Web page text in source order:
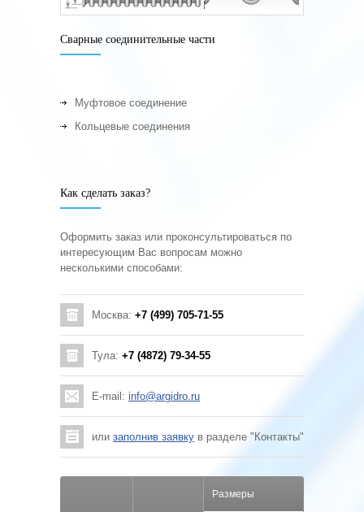
Сварные соединительные части
Муфтовое соединение
Кольцевые соединения
Как сделать заказ?
Оформить заказ или проконсультироваться по
интересующим Вас вопросам можно
несколькими способами:
Москва: +7 (499) 705-71-55
Тула: +7 (4872) 79-34-55
E-mail: info@argidro.ru
или заполнив заявку в разделе "Контакты"
Размеры